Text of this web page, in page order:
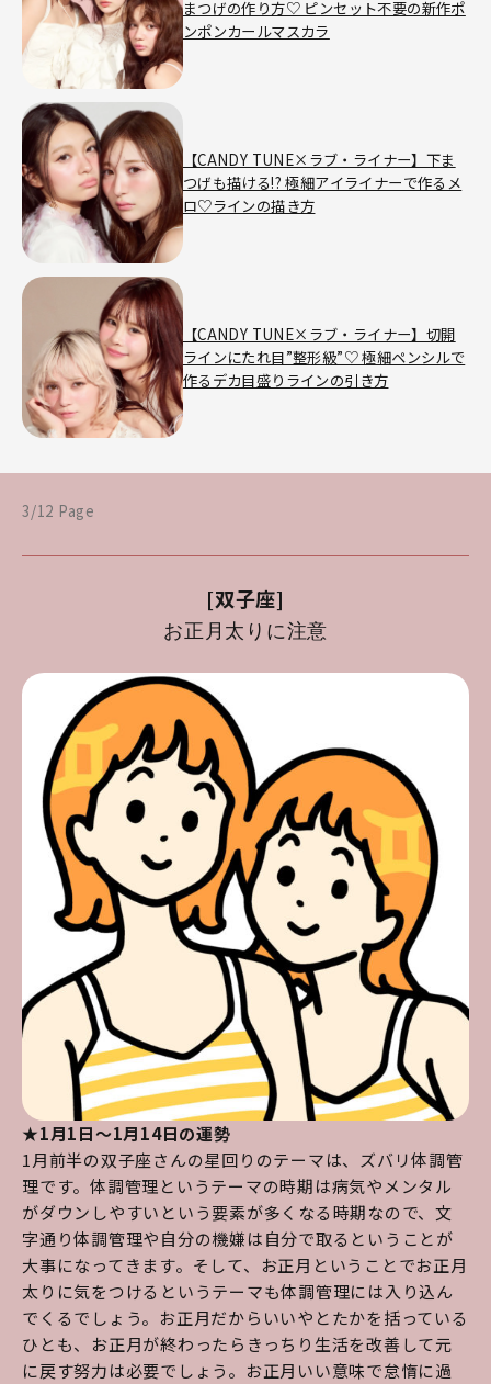
まつげの作り方♡ ピンセット不要の新作ポ
ンポンカールマスカラ
【CANDY TUNE×ラブ・ライナー】下ま
つげも描ける!? 極細アイライナーで作るメ
ロ♡ラインの描き方
【CANDY TUNE×ラブ・ライナー】切開
ラインにたれ目”整形級”♡ 極細ペンシルで
作るデカ目盛りラインの引き方
3/12 Page
[双子座]
お正月太りに注意
★1月1日～1月14日の運勢
1月前半の双子座さんの星回りのテーマは、ズバリ体調管
理です。体調管理というテーマの時期は病気やメンタル
がダウンしやすいという要素が多くなる時期なので、文
字通り体調管理や自分の機嫌は自分で取るということが
大事になってきます。そして、お正月ということでお正月
太りに気をつけるというテーマも体調管理には入り込ん
でくるでしょう。お正月だからいいやとたかを括っている
ひとも、お正月が終わったらきっちり生活を改善して元
に戻す努力は必要でしょう。お正月いい意味で怠惰に過